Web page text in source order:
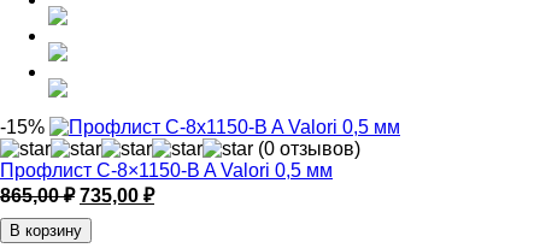
-15%
(0 отзывов)
Профлист С-8×1150-B A Valori 0,5 мм
865,00₽ Первоначальная
цена
составляла
735,00 ₽Текущая
В корзину